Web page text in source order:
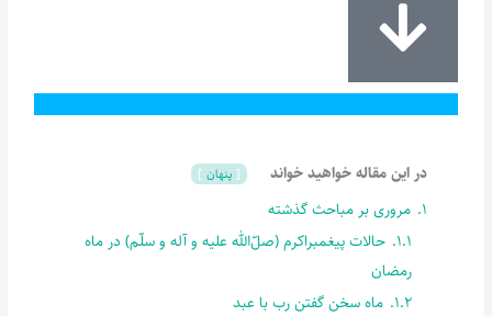
در این مقاله خواهید خواند پنهان
1. مروری بر مباحث گذشته
1.1. حالات پیغمبراکرم (صلّ‌الله علیه و آله و سلّم) در ماه
رمضان
1.2. ماه سخن گفتن رب با عبد